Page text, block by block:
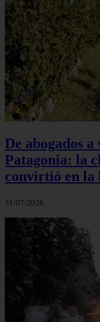
De abogados
Patagonia: la
convirtió en la
31/07/2026